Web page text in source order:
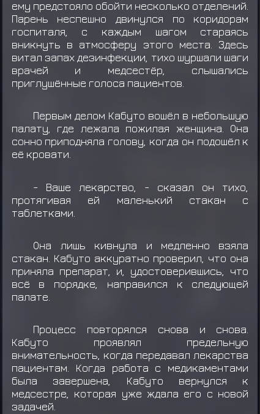
ему предстояло обойти несколько отделений.
Парень неспешно двинулся по коридорам
госпиталя, с каждым шагом стараясь
вникнуть в атмосферу этого места. Здесь
витал запах дезинфекции, тихо шуршали шаги
врачей и медсестёр, слышались
приглушённые голоса пациентов.
Первым делом Кабуто вошёл в небольшую
палату, где лежала пожилая женщина. Она
сонно приподняла голову, когда он подошёл к
её кровати.
- Ваше лекарство, - сказал он тихо,
протягивая ей маленький стакан с
таблетками.
Она лишь кивнула и медленно взяла
стакан. Кабуто аккуратно проверил, что она
приняла препарат, и, удостоверившись, что
всё в порядке, направился к следующей
палате.
Процесс повторялся снова и снова.
Кабуто проявлял предельную
внимательность, когда передавал лекарства
пациентам. Когда работа с медикаментами
была завершена, Кабуто вернулся к
медсестре, которая уже ждала его с новой
задачей.